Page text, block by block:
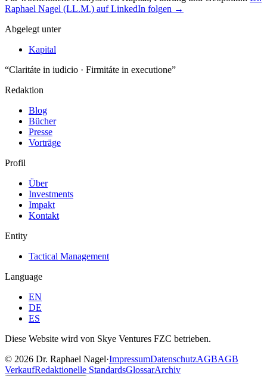
Raphael Nagel (LL.M.) auf LinkedIn folgen →
Abgelegt unter
Kapital
“Claritáte in iudicio · Firmitáte in executione”
Redaktion
Blog
Bücher
Presse
Vorträge
Profil
Über
Investments
Impakt
Kontakt
Entity
Tactical Management
Language
EN
DE
ES
Diese Website wird von Skye Ventures FZC betrieben.
© 2026 Dr. Raphael Nagel·ImpressumDatenschutzAGBAGB
VerkaufRedaktionelle StandardsGlossarArchiv